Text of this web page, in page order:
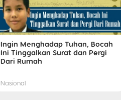
Ingin Menghadap Tuhan, Bocah
Ini Tinggalkan Surat dan Pergi
Dari Rumah
Nasional